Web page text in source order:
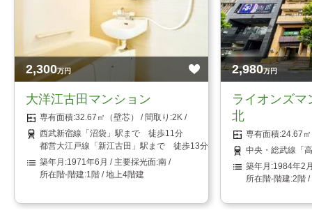
2,300万円
大洋江古田マンション
32.67㎡（壁芯）
2K
西武新宿線「沼袋」駅まで 徒歩11分
都営大江戸線「新江古田」駅まで 徒歩13分
1971年6月
南
1階 / 地上4階建
2,980万円
ライオンズマ
北
24.67
中央・総武線「
1984年2
2階 /